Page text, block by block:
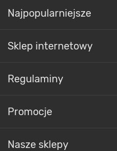
Najpopularniejsze
Sklep internetowy
Regulaminy
Promocje
Nasze sklepy